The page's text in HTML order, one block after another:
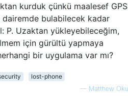
kurduk çünkü maalesef GPS
dairemde bulabilecek kadar
P. Uzaktan yükleyebileceğim,
için gürültü yapmaya
bir uygulama var mı?
lost-phone
— Matthew Oku